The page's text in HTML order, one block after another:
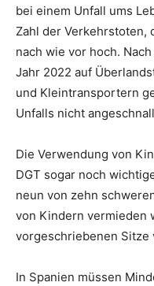
bei einem Unfall ums
Zahl der Verkehrstoten,
nach wie vor hoch.
Jahr 2022 auf
und Kleintransportern
Unfalls nicht
Die Verwendung von
DGT sogar noch
neun von zehn
von Kindern vermieden
vorgeschriebenen
In Spanien müssen